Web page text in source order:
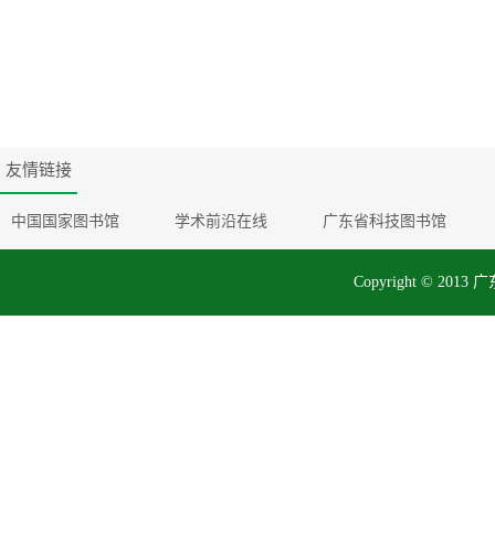
友情链接
中国国家图书馆 学术前沿在线 广东省科技图书馆
Copyright © 2013 广